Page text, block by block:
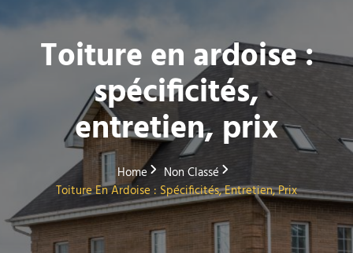
Toiture en ardoise :
spécificités,
entretien, prix
Home
Non Classé
Toiture En Ardoise : Spécificités, Entretien, Prix